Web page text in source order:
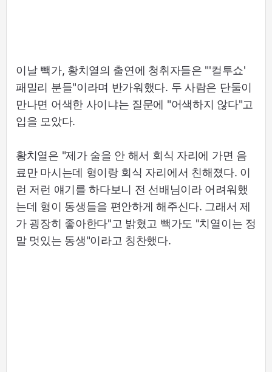
이날 빽가, 황치열의 출연에 청취자들은 "'컬투쇼'
패밀리 분들"이라며 반가워했다. 두 사람은 단둘이
만나면 어색한 사이냐는 질문에 "어색하지 않다"고
입을 모았다.
황치열은 "제가 술을 안 해서 회식 자리에 가면 음
료만 마시는데 형이랑 회식 자리에서 친해졌다. 이
런 저런 얘기를 하다보니 전 선배님이라 어려워했
는데 형이 동생들을 편안하게 해주신다. 그래서 제
가 굉장히 좋아한다"고 밝혔고 빽가도 "치열이는 정
말 멋있는 동생"이라고 칭찬했다.